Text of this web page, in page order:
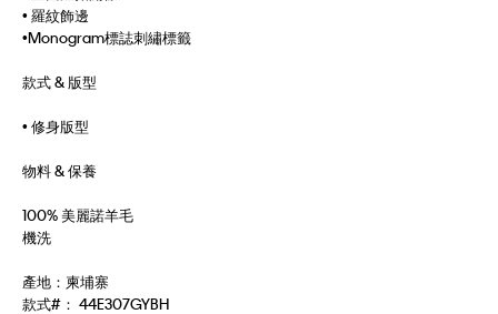
• 羅紋飾邊
•Monogram標誌刺繡標籤
款式 & 版型
• 修身版型
物料 & 保養
100% 美麗諾羊毛
機洗
產地：柬埔寨
款式#： 44E307GYBH